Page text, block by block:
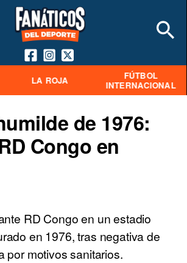
LA ROJA
FÚTBOL
INTERNACIONAL
de 1976:
Congo en
RD Congo en un estadio
en 1976, tras negativa de
por motivos sanitarios.